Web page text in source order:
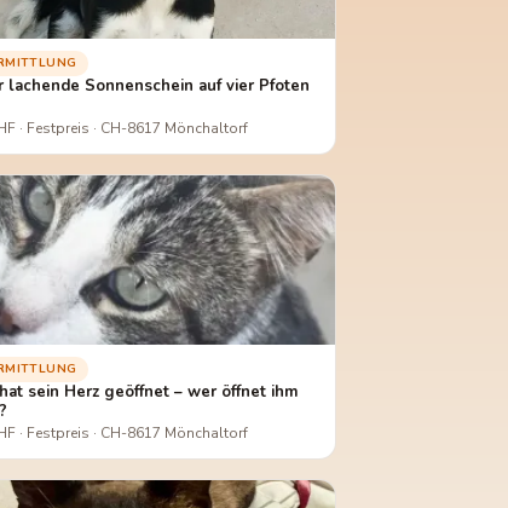
lachende Sonnenschein auf vier Pfoten
· Festpreis · CH-8617 Mönchaltorf
sein Herz geöffnet – wer öffnet ihm
· Festpreis · CH-8617 Mönchaltorf